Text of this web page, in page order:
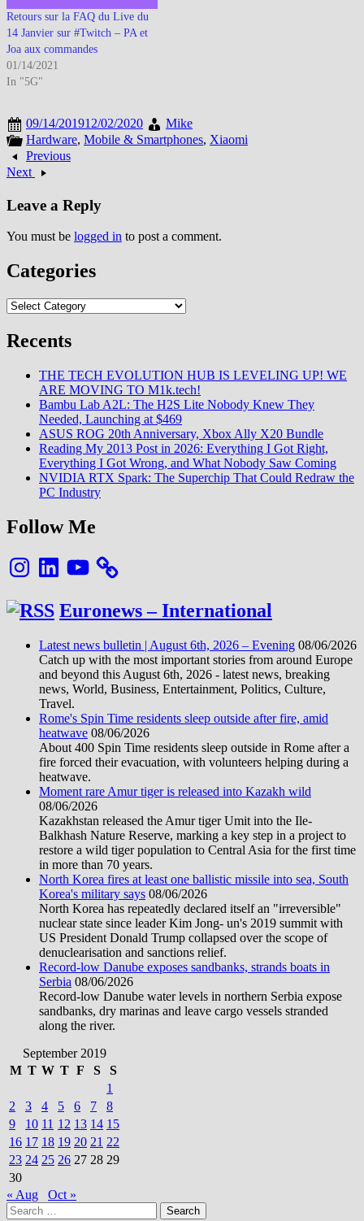
Retours sur la FAQ du Live du
14 Janvier sur #Twitch – PA et
Joa aux commandes
01/14/2021
In "5G"
09/14/201912/02/2020
Mike
Hardware, Mobile & Smartphones, Xiaomi
Previous
Next
Leave a Reply
You must be logged in to post a comment.
Categories
Categories
Recents
THE TECH EVOLUTION HUB IS LEVELING UP! WE
ARE MOVING TO M1k.tech!
Bambu Lab A2L: The H2S Lite Nobody Knew They
Needed, Launching at $469
ASUS ROG 20th Anniversary, Xbox Ally X20 Bundle
Reading My 2013 Post in 2026: Everything I Got Right,
Everything I Got Wrong, and What Nobody Saw Coming
NVIDIA RTX Spark: The Superchip That Could Redraw the
PC Industry
Follow Me
InstagramLinkedInYouTube
Euronews – International
Latest news bulletin | August 6th, 2026 – Evening 08/06/2026
Catch up with the most important stories from around Europe
and beyond this August 6th, 2026 - latest news, breaking
news, World, Business, Entertainment, Politics, Culture,
Travel.
Rome's Spin Time residents sleep outside after fire, amid
heatwave 08/06/2026
About 400 Spin Time residents sleep outside in Rome after a
fire forced their evacuation, with volunteers helping during a
heatwave.
Moment rare Amur tiger is released into Kazakh wild
08/06/2026
Kazakhstan released the Amur tiger Umit into the Ile-
Balkhash Nature Reserve, marking a key step in a project to
restore a wild tiger population to Central Asia for the first time
in more than 70 years.
North Korea fires at least one ballistic missile into sea, South
Korea's military says 08/06/2026
North Korea has repeatedly declared itself an "irreversible"
nuclear state since leader Kim Jong- un's 2019 summit with
US President Donald Trump collapsed over the scope of
denuclearisation and sanctions relief.
Record-low Danube exposes sandbanks, strands boats in
Serbia 08/06/2026
Record-low Danube water levels in northern Serbia expose
sandbanks, dry marinas and leave cargo vessels stranded
along the river.
September 2019
M T W T F S
S
1
2
3 4 5 6 7
8
9
10 11 12 13 14 15
16 17 18 19 20 21 22
23 24 25 26 27 28 29
30
« Aug
Oct »
Search